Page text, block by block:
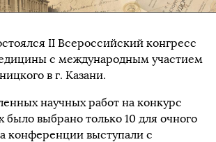
II Всероссийский конгресс
с международным участием
в г. Казани.
научных работ на конкурс
было выбрано только 10 для очного
конференции выступали с